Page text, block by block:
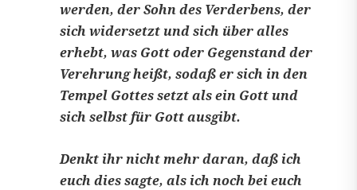
werden, der Sohn des Verderbens, der
sich widersetzt und sich über alles
erhebt, was Gott oder Gegenstand der
Verehrung heißt, sodaß er sich in den
Tempel Gottes setzt als ein Gott und
sich selbst für Gott ausgibt.
Denkt ihr nicht mehr daran, daß ich
euch dies sagte, als ich noch bei euch